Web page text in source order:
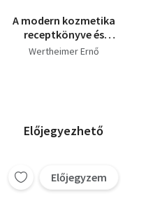
A modern kozmetika
receptkönyve és
gyógyszertana
Wertheimer Ernő
Előjegyezhető
Előjegyzem